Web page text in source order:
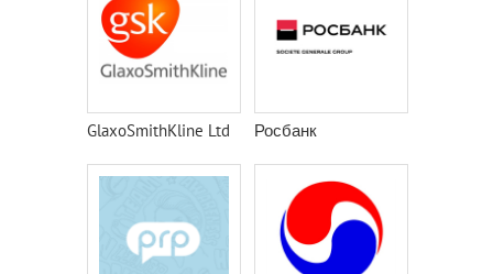
GlaxoSmithKline Ltd Росбанк